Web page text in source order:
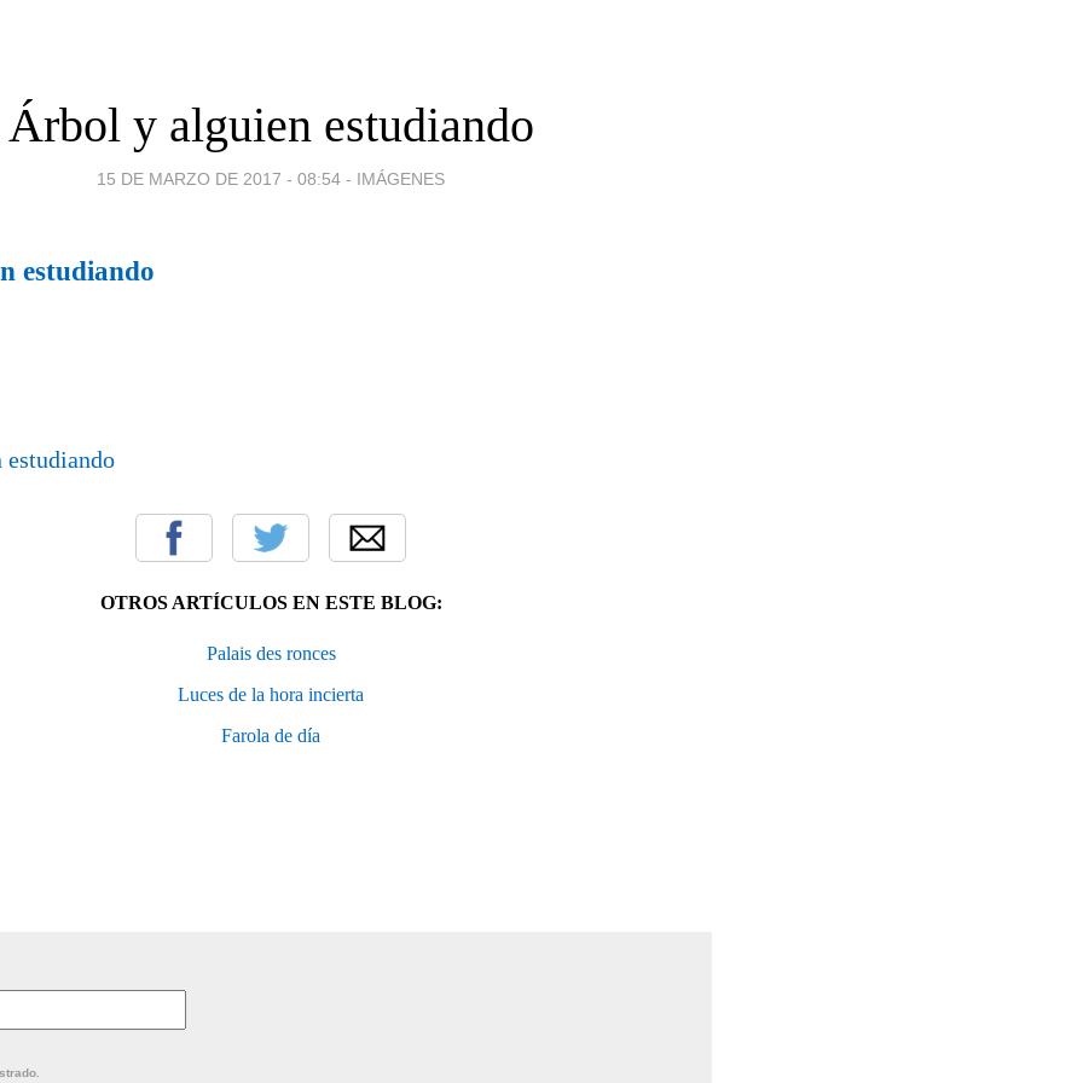
Árbol y alguien estudiando
15 DE MARZO DE 2017 - 08:54 - IMÁGENES
estudiando
OTROS ARTÍCULOS EN ESTE BLOG:
Palais des ronces
Luces de la hora incierta
Farola de día